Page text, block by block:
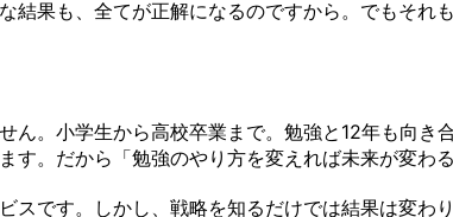
果も、全てが正解になるのですから。でもそれ
。小学生から高校卒業まで。勉強と12年も向き
。だから「勉強のやり方を変えれば未来が変わ
です。しかし、戦略を知るだけでは結果は変わ